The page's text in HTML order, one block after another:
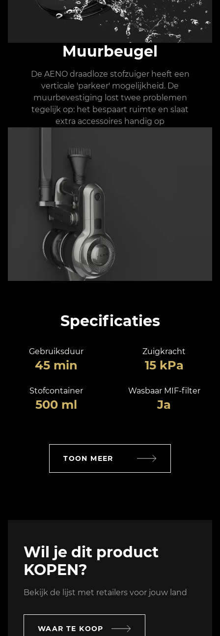
Muurbeugel
De AENO draadloze stofzuiger heeft een
verticale 'parkeer' mogelijkheid. De
muurbevestiging lost twee problemen
tegelijk op: het bespaart ruimte en slaat
extra accessoires handig op
Specificaties
Gebruiksduur
45 min
Zuigkracht
15 kPa
Stofcontainer
500 ml
Wasbaar MIF-filter
Ja
TOON MEER
Wil je dit product
KOPEN?
Bekijk de lijst met retailers voor jouw land
WAAR TE KOOP